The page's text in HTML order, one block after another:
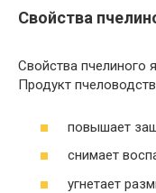
Свойства
Свойства пчелиного
Продукт
повышает
снимает
угнетает